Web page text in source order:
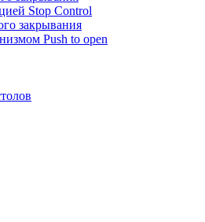
Stop Control
закрывания
Push to open